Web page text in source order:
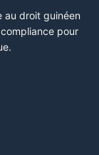
au droit guinéen
pour